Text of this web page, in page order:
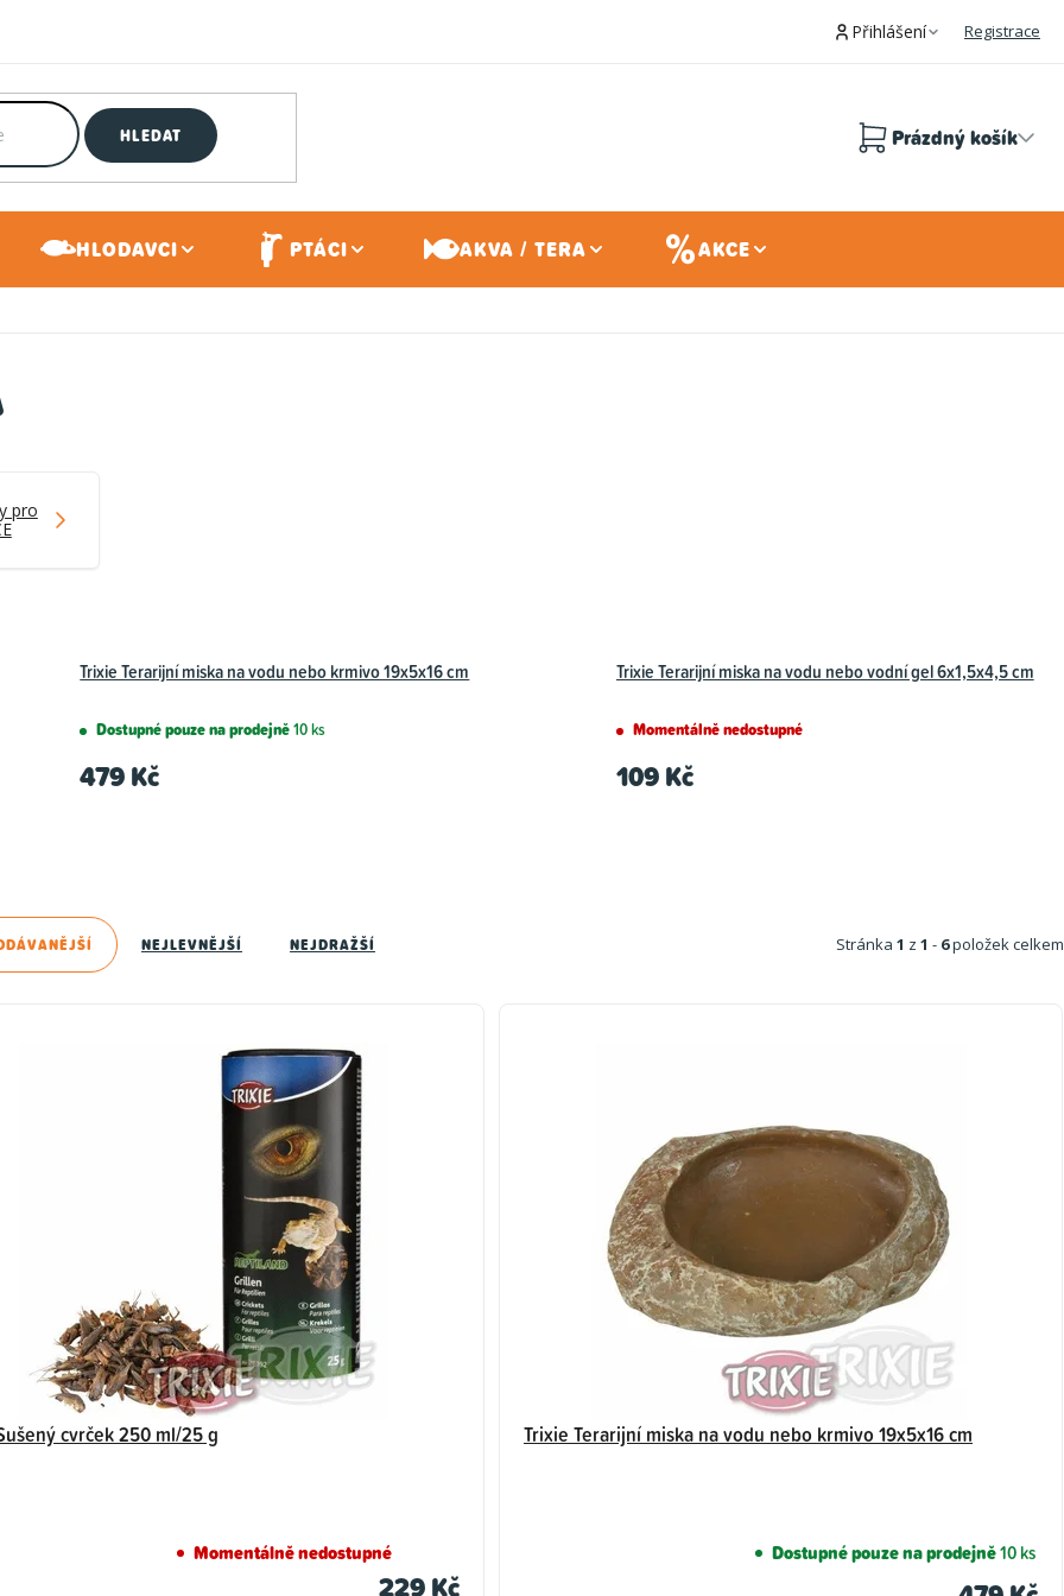
Přihlášení Registrace
HLEDAT Prázdný košík
HLODAVCI PTÁCI AKVA / TERA AKCE
pro
Trixie Terarijní miska na vodu nebo krmivo 19x5x16 cm
Dostupné pouze na prodejně10 ks
479 Kč
Trixie Terarijní miska na vodu nebo vodní gel 6x1,5x4,5 cm
Momentálně nedostupné
109 Kč
Stránka 1 z 1 - 6položek celkem
NEJLEVNĚJŠÍ NEJDRAŽŠÍ
cvrček 250 ml/25 g
Momentálně nedostupné
229 Kč
Trixie Terarijní miska na vodu nebo krmivo 19x5x16 cm
Dostupné pouze na prodejně10 ks